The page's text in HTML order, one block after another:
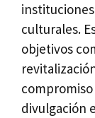
culturales.
objetivos
divulgación